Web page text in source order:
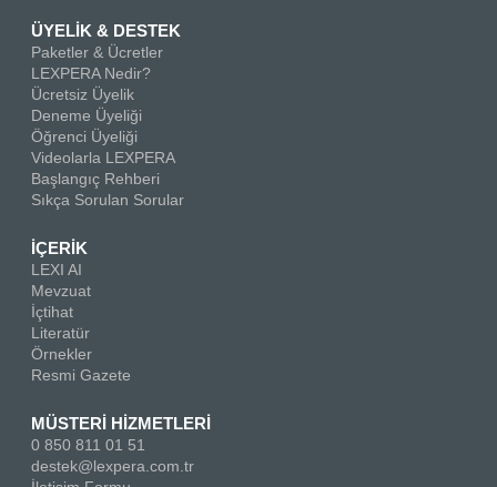
ÜYELİK & DESTEK
Paketler & Ücretler
LEXPERA Nedir?
Ücretsiz Üyelik
Deneme Üyeliği
Öğrenci Üyeliği
Videolarla LEXPERA
Başlangıç Rehberi
Sıkça Sorulan Sorular
İÇERİK
LEXI AI
Mevzuat
İçtihat
Literatür
Örnekler
Resmi Gazete
MÜSTERİ HİZMETLERİ
0 850 811 01 51
destek@lexpera.com.tr